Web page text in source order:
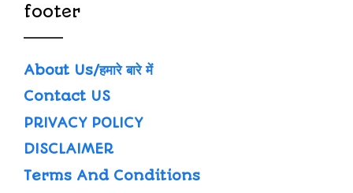
footer
About Us/हमारे बारे में
Contact US
PRIVACY POLICY
DISCLAIMER
Terms And Conditions